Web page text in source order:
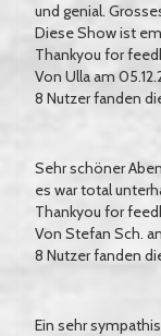
und genial.
Diese Show ist
Thankyou for
Von Ullaam
8 Nutzer fanden
Sehr schöner
es war total
Thankyou for
Von Stefan Sch.
8 Nutzer fanden
Ein sehr